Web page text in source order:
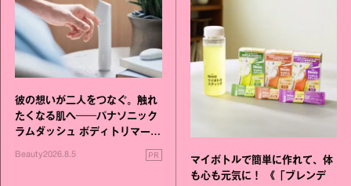
彼の想いが二人をつなぐ。触れ
たくなる肌へ──パナソニック
ラムダッシュ ボディトリマーが
進化！
Beauty2026.8.5 PR
マイボトルで簡単に作れて、体
も心も元気に！ 《「ブレンデ